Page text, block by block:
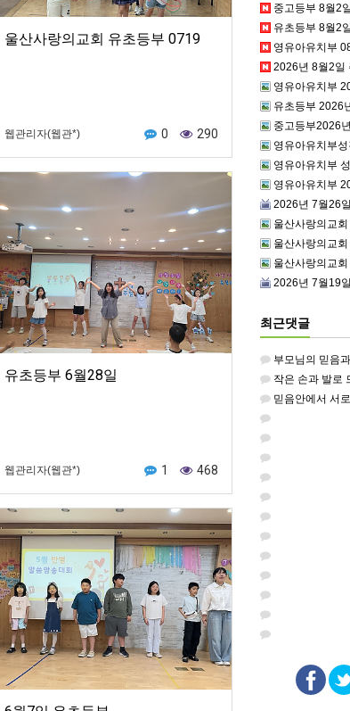
울산사랑의교회 유초등부 0719
웹관리자(웹관*) 0 290
유초등부 6월28일
웹관리자(웹관*) 1 468
중고등부 8월2
유초등부 8월2
영유아유치부
2026년 8월2일
영유아유치부
유초등부 2026
중고등부2026
영유아유치부성
영유아유치부
영유아유치부
2026년 7월26
울산사랑의교회
울산사랑의교
울산사랑의교
2026년 7월19
최근댓글
부모님의 믿음과 사랑이 아이들에게 아름답
작은 손과 발로 드리는 찬양이 참 아름답습니다 하나님의 사랑이
믿음안에서 서로 격려하며 아름답게 성장하는 중